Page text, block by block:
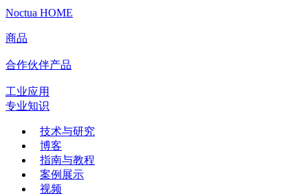
Noctua HOME
商品
合作伙伴产品
工业应用
专业知识
技术与研究
博客
指南与教程
案例展示
视频